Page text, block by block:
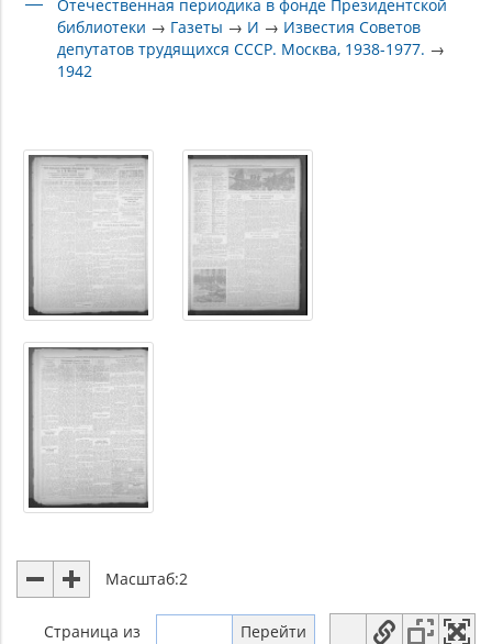
Отечественная периодика в фонде Президентской
библиотеки → Газеты → И → Известия Советов
депутатов трудящихся СССР. Москва, 1938-1977. →
1942
Масштаб:2
Страница из